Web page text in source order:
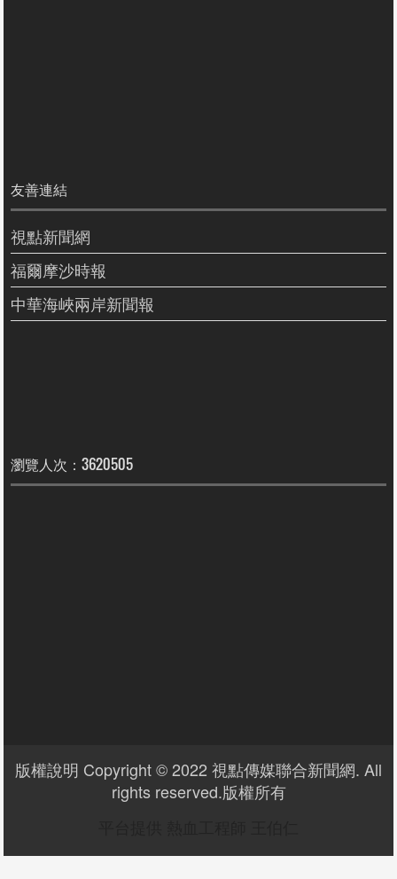
友善連結
視點新聞網
福爾摩沙時報
中華海峽兩岸新聞報
瀏覽人次：3620505
版權說明 Copyright © 2022 視點傳媒聯合新聞網. All
rights reserved.版權所有